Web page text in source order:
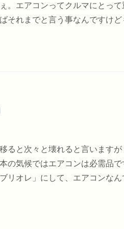
。エアコンってクルマにとっ
それまでと言う事なんですけど
ると次々と壊れると言いますが
の気候ではエアコンは必需品で
リオレ」にして、エアコンな